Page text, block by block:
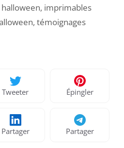
halloween, imprimables
, témoignages
Tweeter Épingler
Partager Partager